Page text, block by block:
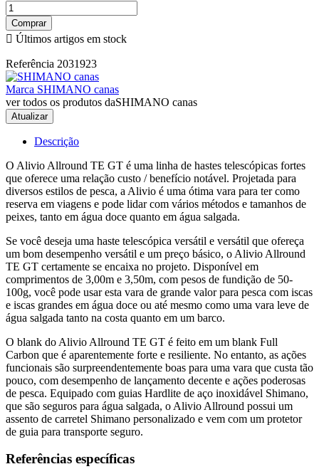
Comprar
 Últimos artigos em stock
Referência 2031923
Marca SHIMANO canas
ver todos os produtos daSHIMANO canas
Descrição
O Alivio Allround TE GT é uma linha de hastes telescópicas fortes
que oferece uma relação custo / benefício notável. Projetada para
diversos estilos de pesca, a Alivio é uma ótima vara para ter como
reserva em viagens e pode lidar com vários métodos e tamanhos de
peixes, tanto em água doce quanto em água salgada.
Se você deseja uma haste telescópica versátil e versátil que ofereça
um bom desempenho versátil e um preço básico, o Alivio Allround
TE GT certamente se encaixa no projeto. Disponível em
comprimentos de 3,00m e 3,50m, com pesos de fundição de 50-
100g, você pode usar esta vara de grande valor para pesca com iscas
e iscas grandes em água doce ou até mesmo como uma vara leve de
água salgada tanto na costa quanto em um barco.
O blank do Alivio Allround TE GT é feito em um blank Full
Carbon que é aparentemente forte e resiliente. No entanto, as ações
funcionais são surpreendentemente boas para uma vara que custa tão
pouco, com desempenho de lançamento decente e ações poderosas
de pesca. Equipado com guias Hardlite de aço inoxidável Shimano,
que são seguros para água salgada, o Alivio Allround possui um
assento de carretel Shimano personalizado e vem com um protetor
de guia para transporte seguro.
Referências específicas